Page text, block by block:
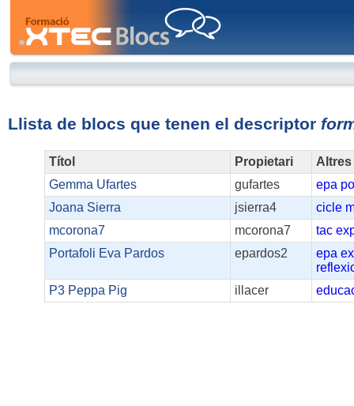
Llista de blocs que tenen el descriptor
Títol Propietari
Gemma Ufartes
gufartes epa
Joana Sierra
jsierra4 cicle
mcorona7
mcorona7 tac
Portafoli Eva Pardos
epardos2 epa
P3 Peppa Pig
illacer